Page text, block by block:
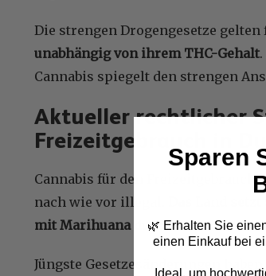
Die strengen Drogengesetze
unabhängig von ihrem THC-Gehalt
Cannabis spiegelt den strengen
Aktueller rechtlicher
Freizeitgebrauch in
Cannabis für den Freizeitgebrauch
nach wie vor illegal.
Das Land
mit Marihuana durch.
Jüngste Gesetzesänderungen haben
Sparen
🌿 Erhalten Sie
einen Einkauf bei
Ideal, um